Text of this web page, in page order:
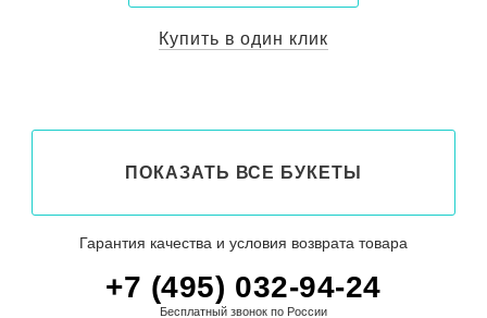
Купить в один клик
ПОКАЗАТЬ ВСЕ БУКЕТЫ
Гарантия качества и условия возврата товара
+7 (495) 032-94-24
Бесплатный звонок по России